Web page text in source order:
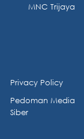
MNC Trijaya
Privacy Policy
Pedoman Media
Siber